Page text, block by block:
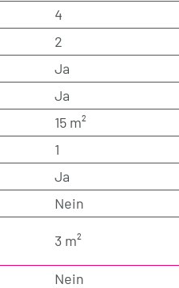
4
2
Ja
Ja
15 m²
1
Ja
Nein
3 m²
Nein